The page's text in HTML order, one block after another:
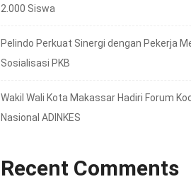
2.000 Siswa
Pelindo Perkuat Sinergi dengan Pekerja
Sosialisasi PKB
Wakil Wali Kota Makassar Hadiri Forum
Nasional ADINKES
Recent Comments